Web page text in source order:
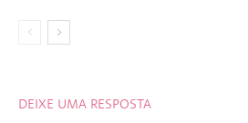
DEIXE UMA RESPOSTA